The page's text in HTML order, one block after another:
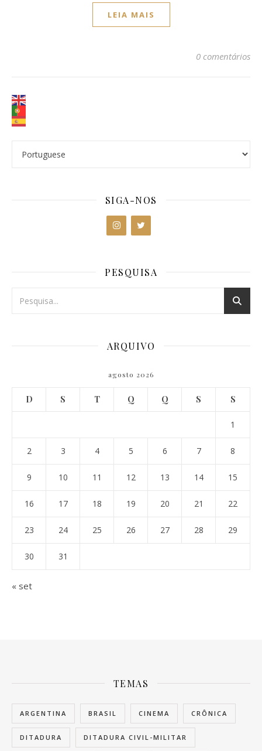
LEIA MAIS
0 comentários
SIGA-NOS
PESQUISA
ARQUIVO
agosto 2026
D S T Q Q S S
1
2 3 4 5 6 7 8
9 10 11 12 13 14 15
16 17 18 19 20 21 22
23 24 25 26 27 28 29
30 31
« set
TEMAS
ARGENTINA BRASIL CINEMA CRÔNICA
DITADURA DITADURA CIVIL-MILITAR